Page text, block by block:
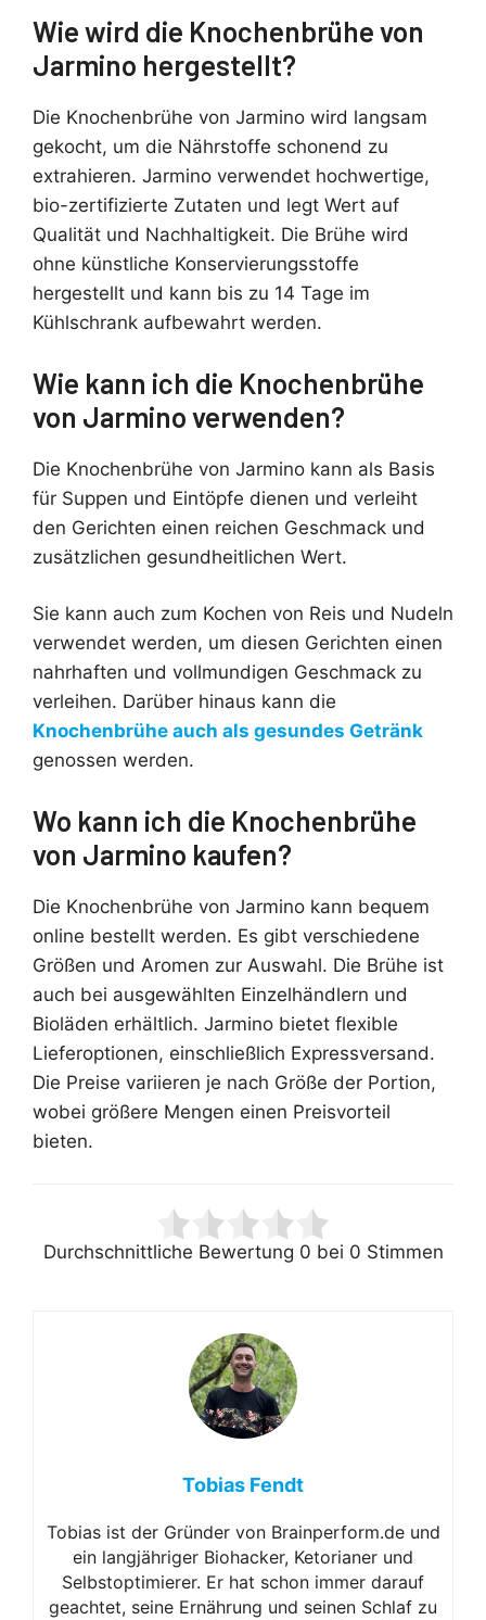
Wie wird die Knochenbrühe von
Jarmino hergestellt?
Die Knochenbrühe von Jarmino wird langsam
gekocht, um die Nährstoffe schonend zu
extrahieren. Jarmino verwendet hochwertige,
bio-zertifizierte Zutaten und legt Wert auf
Qualität und Nachhaltigkeit. Die Brühe wird
ohne künstliche Konservierungsstoffe
hergestellt und kann bis zu 14 Tage im
Kühlschrank aufbewahrt werden.
Wie kann ich die Knochenbrühe
von Jarmino verwenden?
Die Knochenbrühe von Jarmino kann als Basis
für Suppen und Eintöpfe dienen und verleiht
den Gerichten einen reichen Geschmack und
zusätzlichen gesundheitlichen Wert.
Sie kann auch zum Kochen von Reis und Nudeln
verwendet werden, um diesen Gerichten einen
nahrhaften und vollmundigen Geschmack zu
verleihen. Darüber hinaus kann die
Knochenbrühe auch als gesundes Getränk
genossen werden.
Wo kann ich die Knochenbrühe
von Jarmino kaufen?
Die Knochenbrühe von Jarmino kann bequem
online bestellt werden. Es gibt verschiedene
Größen und Aromen zur Auswahl. Die Brühe ist
auch bei ausgewählten Einzelhändlern und
Bioläden erhältlich. Jarmino bietet flexible
Lieferoptionen, einschließlich Expressversand.
Die Preise variieren je nach Größe der Portion,
wobei größere Mengen einen Preisvorteil
bieten.
Durchschnittliche Bewertung 0 bei 0 Stimmen
Tobias Fendt
Tobias ist der Gründer von Brainperform.de und
ein langjähriger Biohacker, Ketorianer und
Selbstoptimierer. Er hat schon immer darauf
geachtet, seine Ernährung und seinen Schlaf zu